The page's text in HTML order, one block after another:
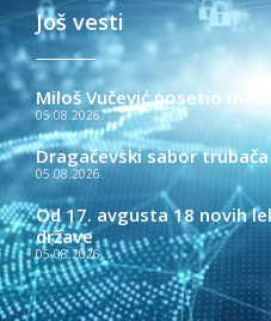
Još vesti
Miloš Vučević posetio
05.08.2026.
Dragačevski sabor
05.08.2026.
Od 17. avgusta 18 novih
države
05.08.2026.